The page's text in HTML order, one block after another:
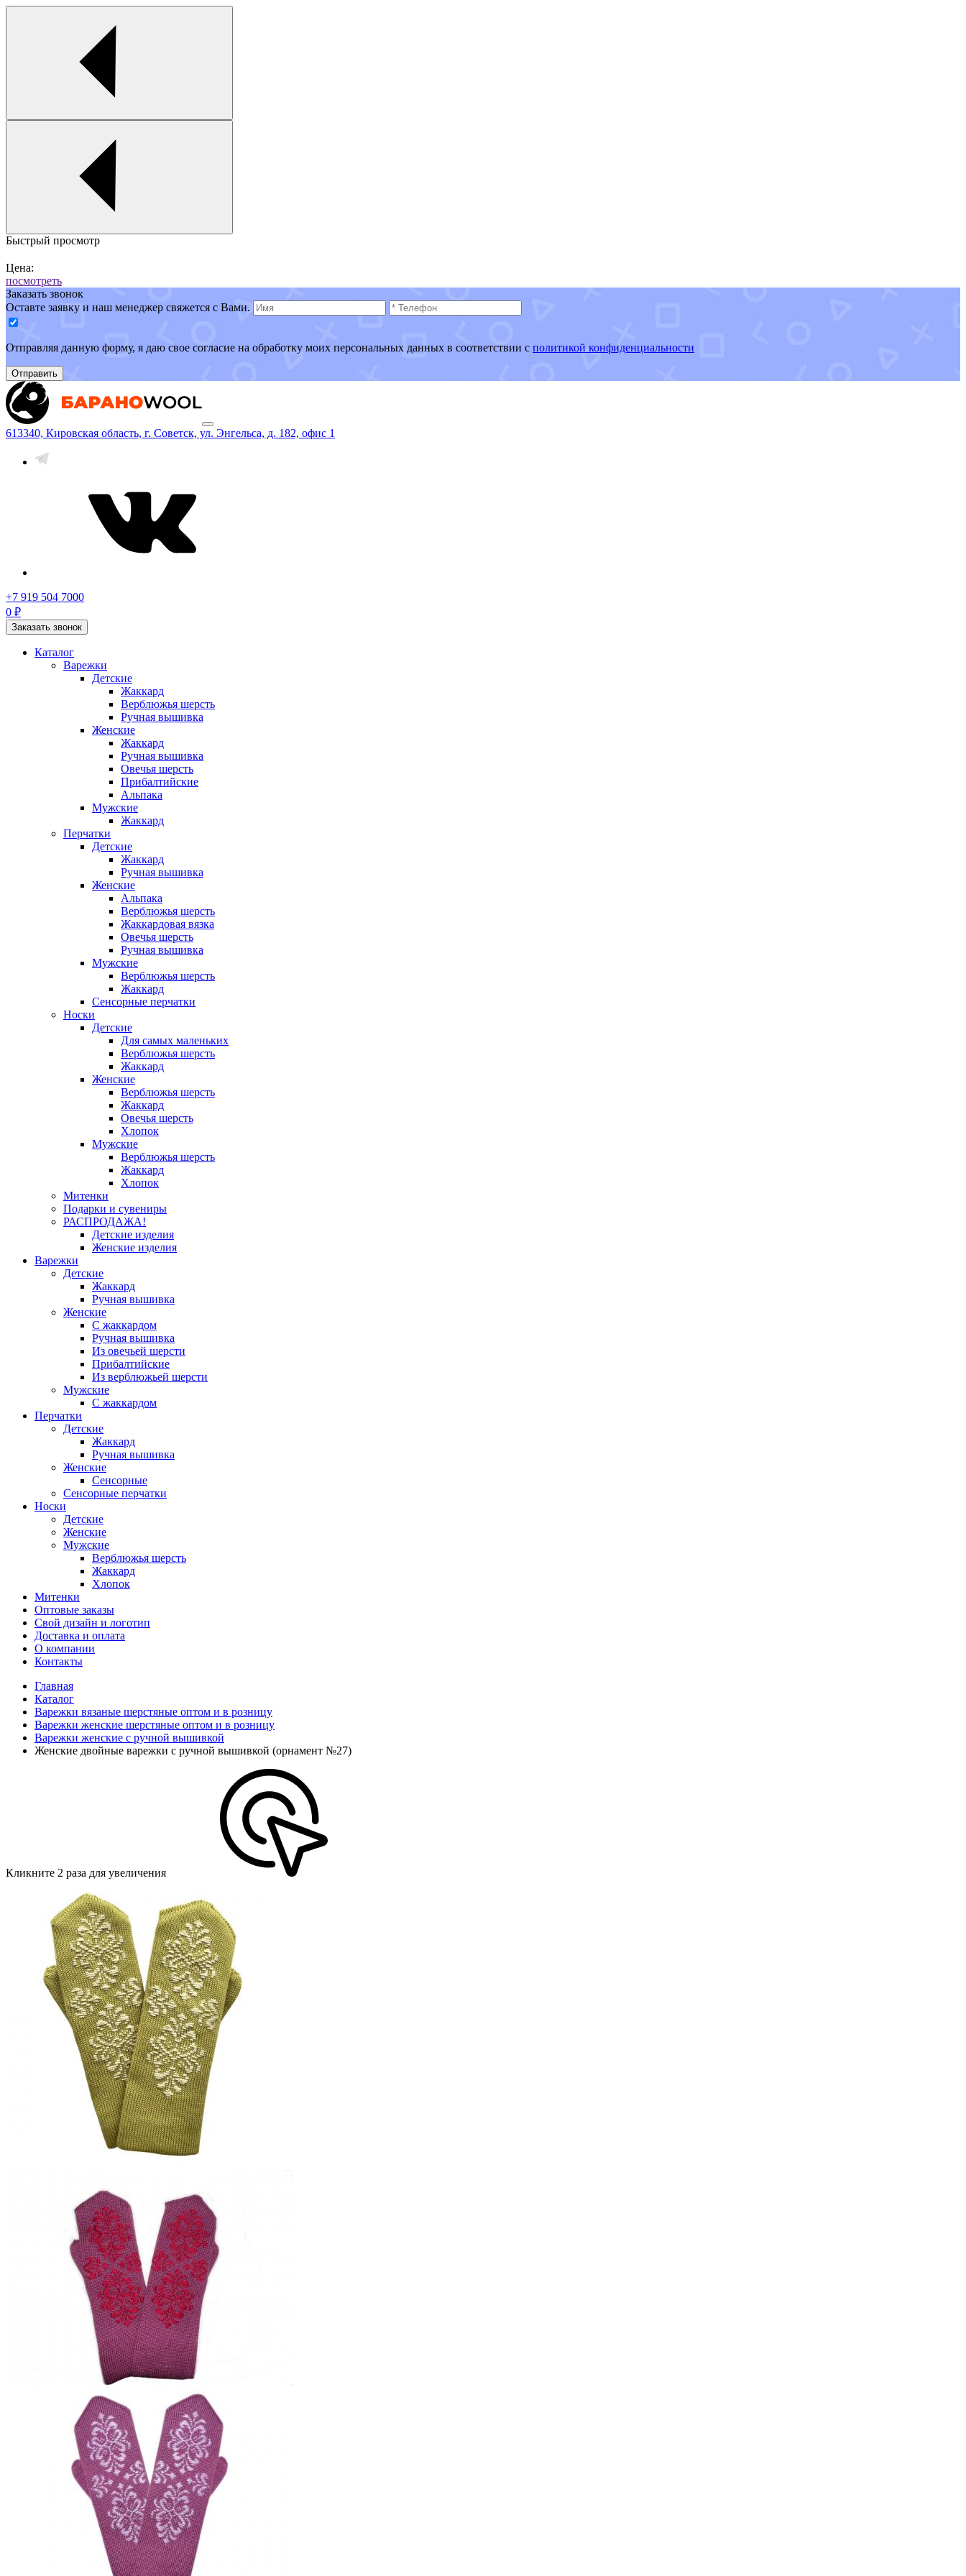
Быстрый просмотр
Цена:
посмотреть
Заказать звонок
Оставте заявку и наш менеджер свяжется с Вами.
Отправляя данную форму, я даю свое согласие на обработку моих персональных данных в соответствии с политикой конфиденциальности
Отправить
613340, Кировская область, г. Советск, ул. Энгельса, д. 182, офис 1
+7 919 504 7000
0 ₽
Заказать звонок
Каталог
Варежки
Детские
Жаккард
Верблюжья шерсть
Ручная вышивка
Женские
Жаккард
Ручная вышивка
Овечья шерсть
Прибалтийские
Альпака
Мужские
Жаккард
Перчатки
Детские
Жаккард
Ручная вышивка
Женские
Альпака
Верблюжья шерсть
Жаккардовая вязка
Овечья шерсть
Ручная вышивка
Мужские
Верблюжья шерсть
Жаккард
Сенсорные перчатки
Носки
Детские
Для самых маленьких
Верблюжья шерсть
Жаккард
Женские
Верблюжья шерсть
Жаккард
Овечья шерсть
Хлопок
Мужские
Верблюжья шерсть
Жаккард
Хлопок
Митенки
Подарки и сувениры
РАСПРОДАЖА!
Детские изделия
Женские изделия
Варежки
Детские
Жаккард
Ручная вышивка
Женские
С жаккардом
Ручная вышивка
Из овечьей шерсти
Прибалтийские
Из верблюжьей шерсти
Мужские
С жаккардом
Перчатки
Детские
Жаккард
Ручная вышивка
Женские
Сенсорные
Сенсорные перчатки
Носки
Детские
Женские
Мужские
Верблюжья шерсть
Жаккард
Хлопок
Митенки
Оптовые заказы
Свой дизайн и логотип
Доставка и оплата
О компании
Контакты
Главная
Каталог
Варежки вязаные шерстяные оптом и в розницу
Варежки женские шерстяные оптом и в розницу
Варежки женские с ручной вышивкой
Женские двойные варежки с ручной вышивкой (орнамент №27)
Кликните 2 раза для увеличения